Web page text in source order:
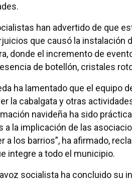
han advertido de que
que causó la instalación
donde el incremento de
de botellón, cristales
ha lamentado que el equipo
la cabalgata y otras
navideña ha sido
a la implicación de las
a los barrios”, ha afirmado,
integre a todo el municipio.
socialista ha concluido su